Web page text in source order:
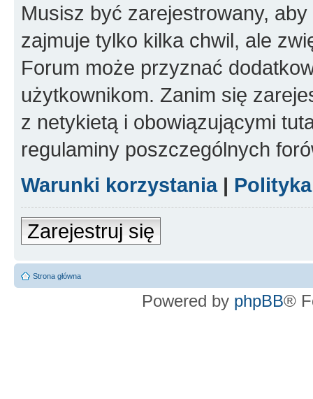
Musisz być zarejestrowany,
zajmuje tylko kilka chwil, ale
Forum może przyznać
użytkownikom. Zanim się
z netykietą i obowiązującymi
regulaminy poszczególnych
Warunki korzystania|
Zarejestruj się
Strona główna
Powered by phpBB®